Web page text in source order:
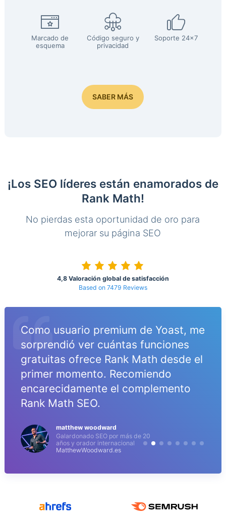
Marcado de
esquema
Código seguro y
privacidad
Soporte 24x7
SABER MÁS
¡Los SEO líderes están enamorados de
Rank Math!
No pierdas esta oportunidad de oro para
mejorar su página SEO
4,8 Valoración global de satisfacción
Based on 7479 Reviews
Como usuario premium de Yoast, me
sorprendió ver cuántas funciones
gratuitas ofrece Rank Math desde el
primer momento. Recomiendo
encarecidamente el complemento
Rank Math SEO.
matthew woodward
Galardonado SEO por más de 20
años y orador internacional
MatthewWoodward.es